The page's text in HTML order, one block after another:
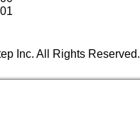
Inc. All Rights Reserved.